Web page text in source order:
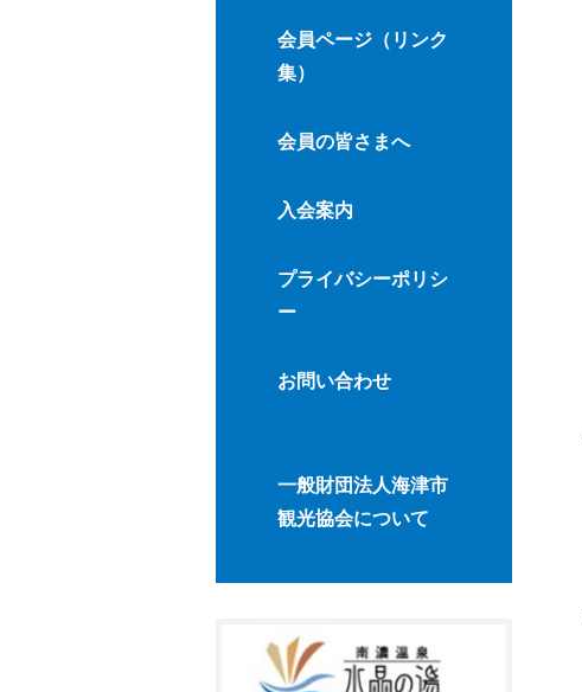
会員ページ（リンク
集）
会員の皆さまへ
入会案内
プライバシーポリシ
ー
お問い合わせ
一般財団法人海津市
観光協会について